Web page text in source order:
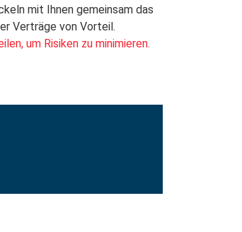
mit Ihnen gemeinsam das
Verträge von Vorteil.
um Risiken zu minimieren.